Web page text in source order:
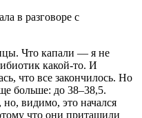
в разговоре с
Что капали — я не
какой-то. И
что все закончилось. Но
больше: до 38–38,5.
видимо, это начался
что они притащили